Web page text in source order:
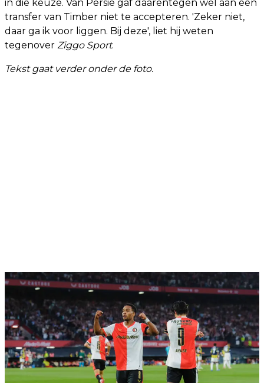
in die keuze. Van Persie gaf daarentegen wel aan een
transfer van Timber niet te accepteren. 'Zeker niet,
daar ga ik voor liggen. Bij deze', liet hij weten
tegenover Ziggo Sport.
Tekst gaat verder onder de foto.